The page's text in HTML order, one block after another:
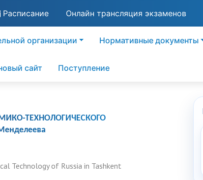
Расписание Онлайн трансляция экзаменов
организации Нормативные документы
сайт Поступление
ТЕХНОЛОГИЧЕСКОГО
Technology of Russia in Tashkent